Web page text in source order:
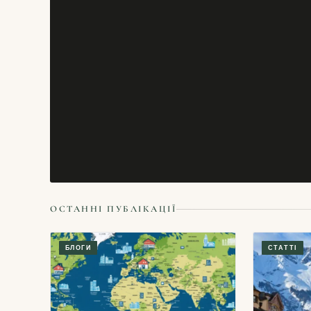
ОСТАННІ ПУБЛІКАЦІЇ
БЛОГИ СТАТТІ